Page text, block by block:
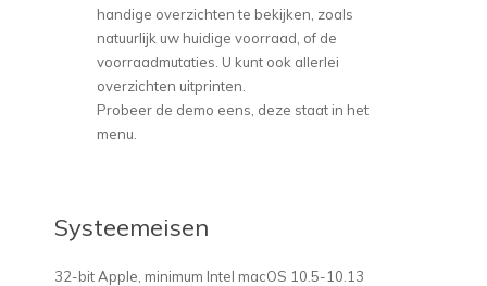
handige overzichten te bekijken, zoals
natuurlijk uw huidige voorraad, of de
voorraadmutaties. U kunt ook allerlei
overzichten uitprinten.
Probeer de demo eens, deze staat in het
menu.
Systeemeisen
32-bit Apple, minimum Intel macOS 10.5-10.13